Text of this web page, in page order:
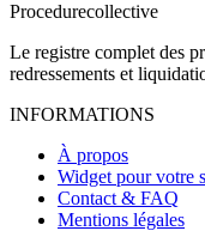
Procedurecollective
Le registre complet des
redressements et
INFORMATIONS
À propos
Widget pour votre
Contact & FAQ
Mentions légales